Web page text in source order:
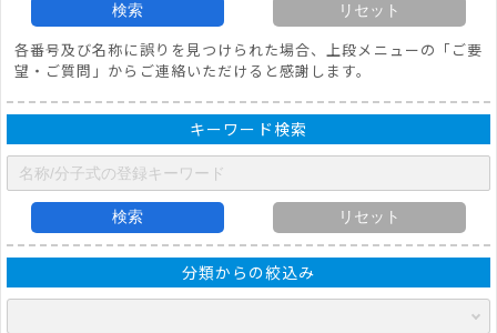
検索 リセット
各番号及び名称に誤りを見つけられた場合、上段メニューの「ご要
望・ご質問」からご連絡いただけると感謝します。
キーワード検索
検索 リセット
分類からの絞込み